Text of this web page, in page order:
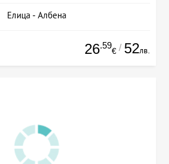
Елица - Албена
26.59
€ / 52лв.